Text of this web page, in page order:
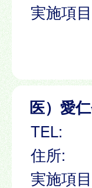
実施項
医）愛
TEL:
住所:
実施項